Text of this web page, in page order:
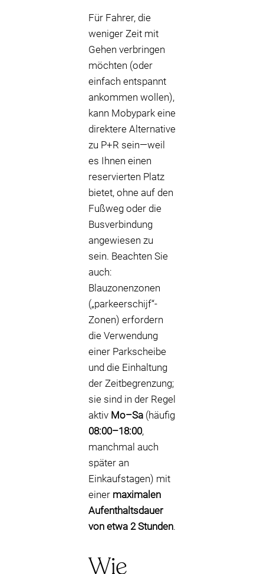
Für Fahrer, die
weniger Zeit mit
Gehen verbringen
möchten (oder
einfach entspannt
ankommen wollen),
kann Mobypark eine
direktere Alternative
zu P+R sein—weil
es Ihnen einen
reservierten Platz
bietet, ohne auf den
Fußweg oder die
Busverbindung
angewiesen zu
sein. Beachten Sie
auch:
Blauzonenzonen
(„parkeerschijf“-
Zonen) erfordern
die Verwendung
einer Parkscheibe
und die Einhaltung
der Zeitbegrenzung;
sie sind in der Regel
aktiv Mo–Sa (häufig
08:00–18:00,
manchmal auch
später an
Einkaufstagen) mit
einer maximalen
Aufenthaltsdauer
von etwa 2 Stunden.
Wie